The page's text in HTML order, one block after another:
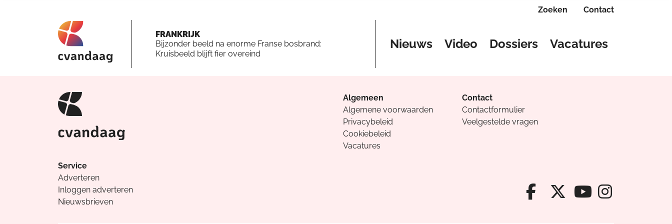
Zoeken Contact
FRANKRIJK
Bijzonder beeld na enorme Franse bosbrand:
Kruisbeeld blijft fier overeind
Nieuws Video Dossiers Vacatures
Algemeen
Algemene voorwaarden
Privacybeleid
Cookiebeleid
Vacatures
Contact
Contactformulier
Veelgestelde vragen
Service
Adverteren
Inloggen adverteren
Nieuwsbrieven
Facebook van
X van